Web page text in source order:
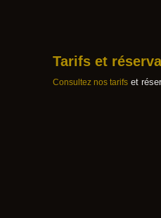
Tarifs et
Consultez nos tarifset